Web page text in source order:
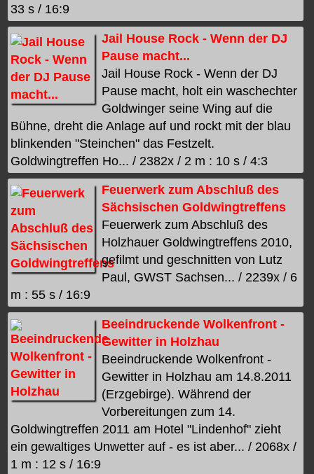
33 s / 16:9
Jail House Rock - Wenn der DJ
Pause macht...
Jail House Rock - Wenn der DJ
Pause macht, holt ein waschechter
Goldwinger seine Wing auf die
Bühne, dreht die Anlage auf und rockt mit der blau
blinkenden "Steinchen" das Festzelt.
Goldwingtreffen Ho... / 2382x / 2 m : 10 s / 4:3
Feuerwerk zum Abschluß des
Sächsischen Goldwingtreffens
Feuerwerk zum Abschluß des
Holzhauer Goldwingtreffens 2010,
gefilmt und geschnitten von Lutz
Paul, GWST Sachsen... / 2239x / 6
m : 55 s / 16:9
Beeindruckende Wolkenfront -
Gewitter in Holzhau
Beeindruckende Wolkenfront -
Gewitter in Holzhau am 14.8.2011
(Erzgebirge). Während der
Vorbereitungen zum 14.
Goldwingtreffen 2011 am Hotel "Lindenhof" zieht
ein gewaltiges Unwetter auf - es ist aber... / 2068x /
1 m : 12 s / 16:9